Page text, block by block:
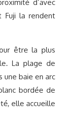
d’avec
Fuji la rendent
être la plus
La plage de
une baie en arc
bordée de
elle accueille